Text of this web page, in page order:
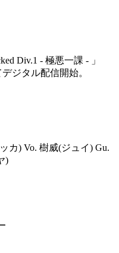
Div.1 - 極悪一課 - 」
ジタル配信開始。
カ) Vo. 樹威(ジュイ) Gu.
)